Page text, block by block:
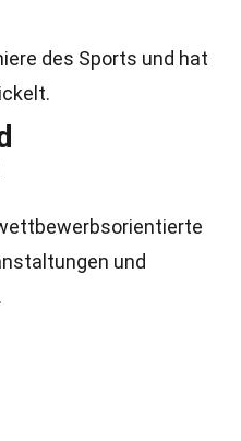
des Sports und hat
und